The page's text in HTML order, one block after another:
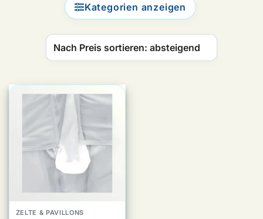
Kategorien anzeigen
ZELTE & PAVILLONS